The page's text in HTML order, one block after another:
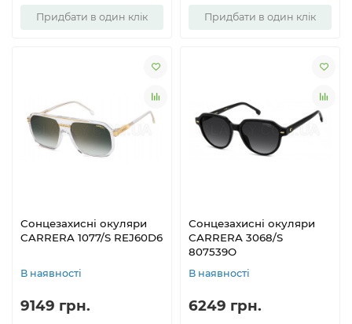
Придбати в один клік Придбати в один клік
Сонцезахисні окуляри
CARRERA 1077/S REJ60D6
В наявності
9149 грн.
Сонцезахисні окуляри
CARRERA 3068/S
807539O
В наявності
6249 грн.